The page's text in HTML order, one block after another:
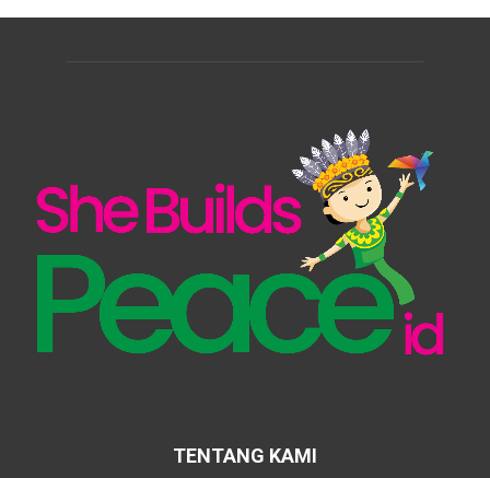
TENTANG KAMI